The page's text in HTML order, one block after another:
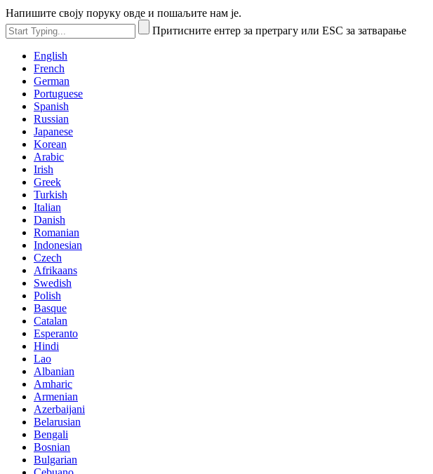
Напишите своју поруку овде и пошаљите нам је.
Притисните ентер за претрагу или ESC за затварање
English
French
German
Portuguese
Spanish
Russian
Japanese
Korean
Arabic
Irish
Greek
Turkish
Italian
Danish
Romanian
Indonesian
Czech
Afrikaans
Swedish
Polish
Basque
Catalan
Esperanto
Hindi
Lao
Albanian
Amharic
Armenian
Azerbaijani
Belarusian
Bengali
Bosnian
Bulgarian